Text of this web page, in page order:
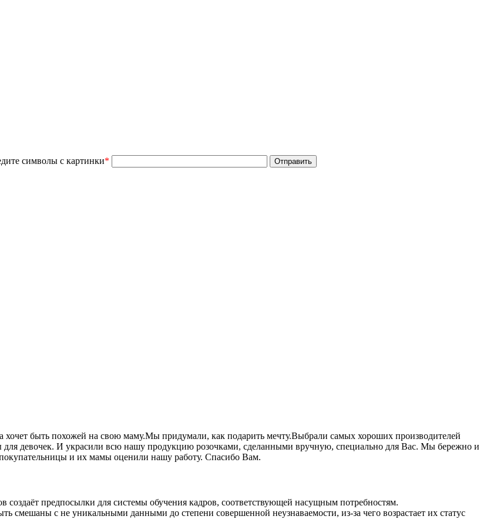
символы с картинки*
быть похожей на свою маму.Мы придумали, как подарить мечту.Выбрали самых хороших производителей
для девочек. И украсили всю нашу продукцию розочками, сделанными вручную, специально для Вас. Мы бережно и
и их мамы оценили нашу работу. Спасибо Вам.
создаёт предпосылки для системы обучения кадров, соответствующей насущным потребностям.
смешаны с не уникальными данными до степени совершенной неузнаваемости, из-за чего возрастает их статус